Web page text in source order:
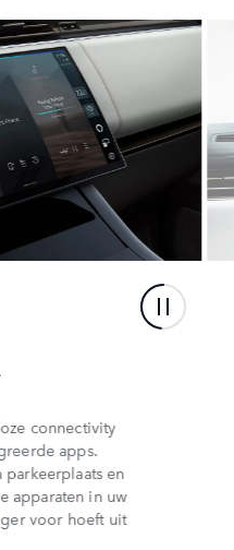
connectivity
apps.
en
apparaten in uw
voor hoeft uit